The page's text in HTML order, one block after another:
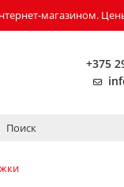
магазином.
+375